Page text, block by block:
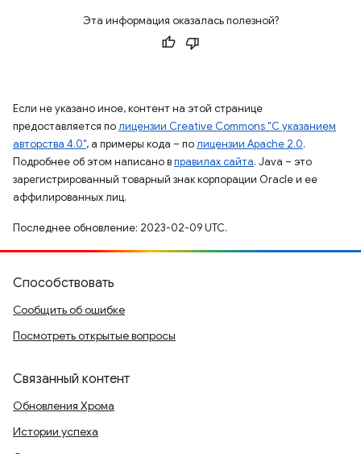
Эта информация оказалась полезной?
Если не указано иное, контент на этой странице
предоставляется полицензии Creative Commons "С указанием
авторства 4.0", а примеры кода – полицензии Apache 2.0.
Подробнее об этом написано вправилах сайта. Java – это
зарегистрированный товарный знак корпорации Oracle и ее
аффилированных лиц.
Последнее обновление: 2023-02-09 UTC.
Способствовать
Сообщить об ошибке
Посмотреть открытые вопросы
Связанный контент
Обновления Хрома
Истории успеха